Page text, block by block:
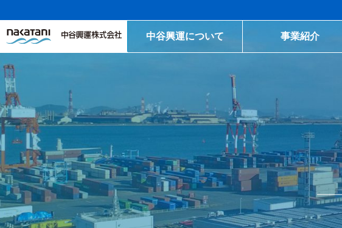
中谷興運について 事業紹介